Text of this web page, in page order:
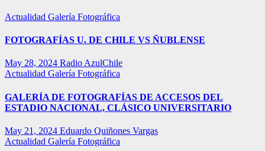
Actualidad Galería Fotográfica
FOTOGRAFÍAS U. DE CHILE VS ÑUBLENSE
May 28, 2024 Radio AzulChile
Actualidad Galería Fotográfica
GALERÍA DE FOTOGRAFÍAS DE ACCESOS DEL
ESTADIO NACIONAL, CLÁSICO UNIVERSITARIO
May 21, 2024 Eduardo Quiñones Vargas
Actualidad Galería Fotográfica